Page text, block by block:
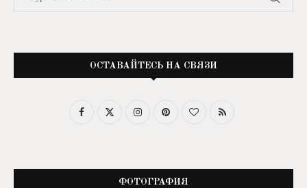
ОСТАВАЙТЕСЬ НА СВЯЗИ
ФОТОГРАФИЯ